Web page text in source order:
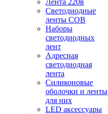
Лента 220в
Светодиодные
ленты COB
Наборы
светодиодных
лент
Адресная
светодиодная
лента
Силиконовые
оболочки и ленты
для них
LED аксессуары